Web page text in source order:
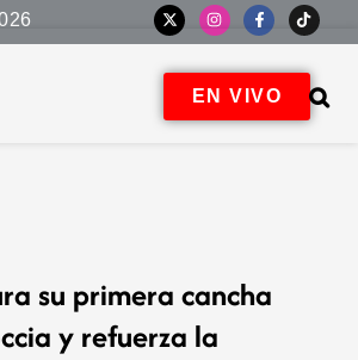
EN VIVO
su primera cancha
y refuerza la